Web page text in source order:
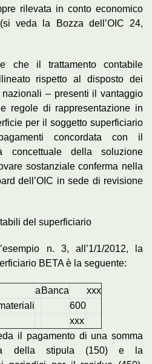
rilevata in conto economico
veda la Bozza dell’OIC 24,
che il trattamento contabile
rispetto al disposto dei
– presenti il vantaggio
regole di rappresentazione in
per il soggetto superficiario
concordata con il
concettuale della soluzione
sostanziale conferma nella
dell’OIC in sede di revisione
del superficiario
n. 3, all’1/1/2012, la
BETA è la seguente:
a Banca
xxx
600
xxx
il pagamento di una somma
della stipula (150) e la